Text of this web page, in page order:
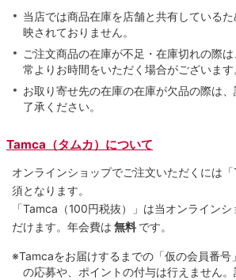
当店では商品在庫を店舗と共有している
映されておりません。
ご注文商品の在庫が不足・在庫切れの際
常よりお時間をいただく場合がございます
お取り寄せ先の在庫の在庫が欠品の際は
了承ください。
Tamca（タムカ）について
オンラインショップでご注⽂いただくには
須となります。
「Tamca （100円税抜）
」は当オンライン
だけます。 年会費は 無料 です。
※Tamcaをお届けするまでの「仮の会員番号
の応募や、ポイントの付与は⾏えません